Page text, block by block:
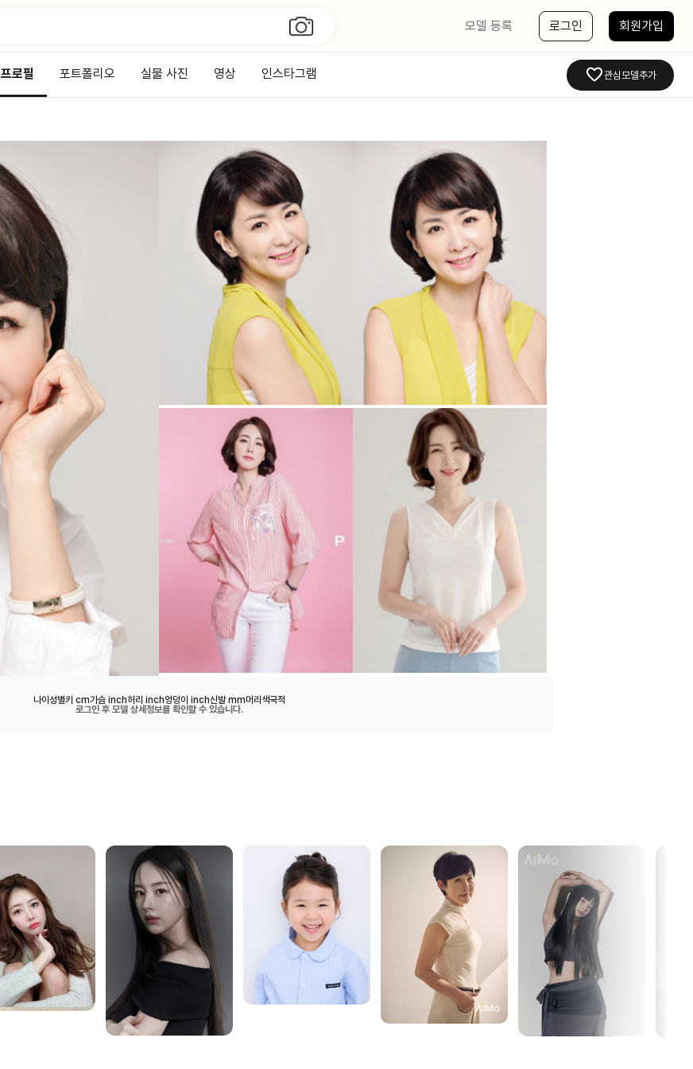
모델 등록 로그인 회원가입
관심모델추가
프로필 포트폴리오 실물 사진 영상 인스타그램
나이성별키 cm가슴 inch허리 inch엉덩이 inch신발 mm머리색국적
로그인 후 모델 상세정보를 확인할 수 있습니다.